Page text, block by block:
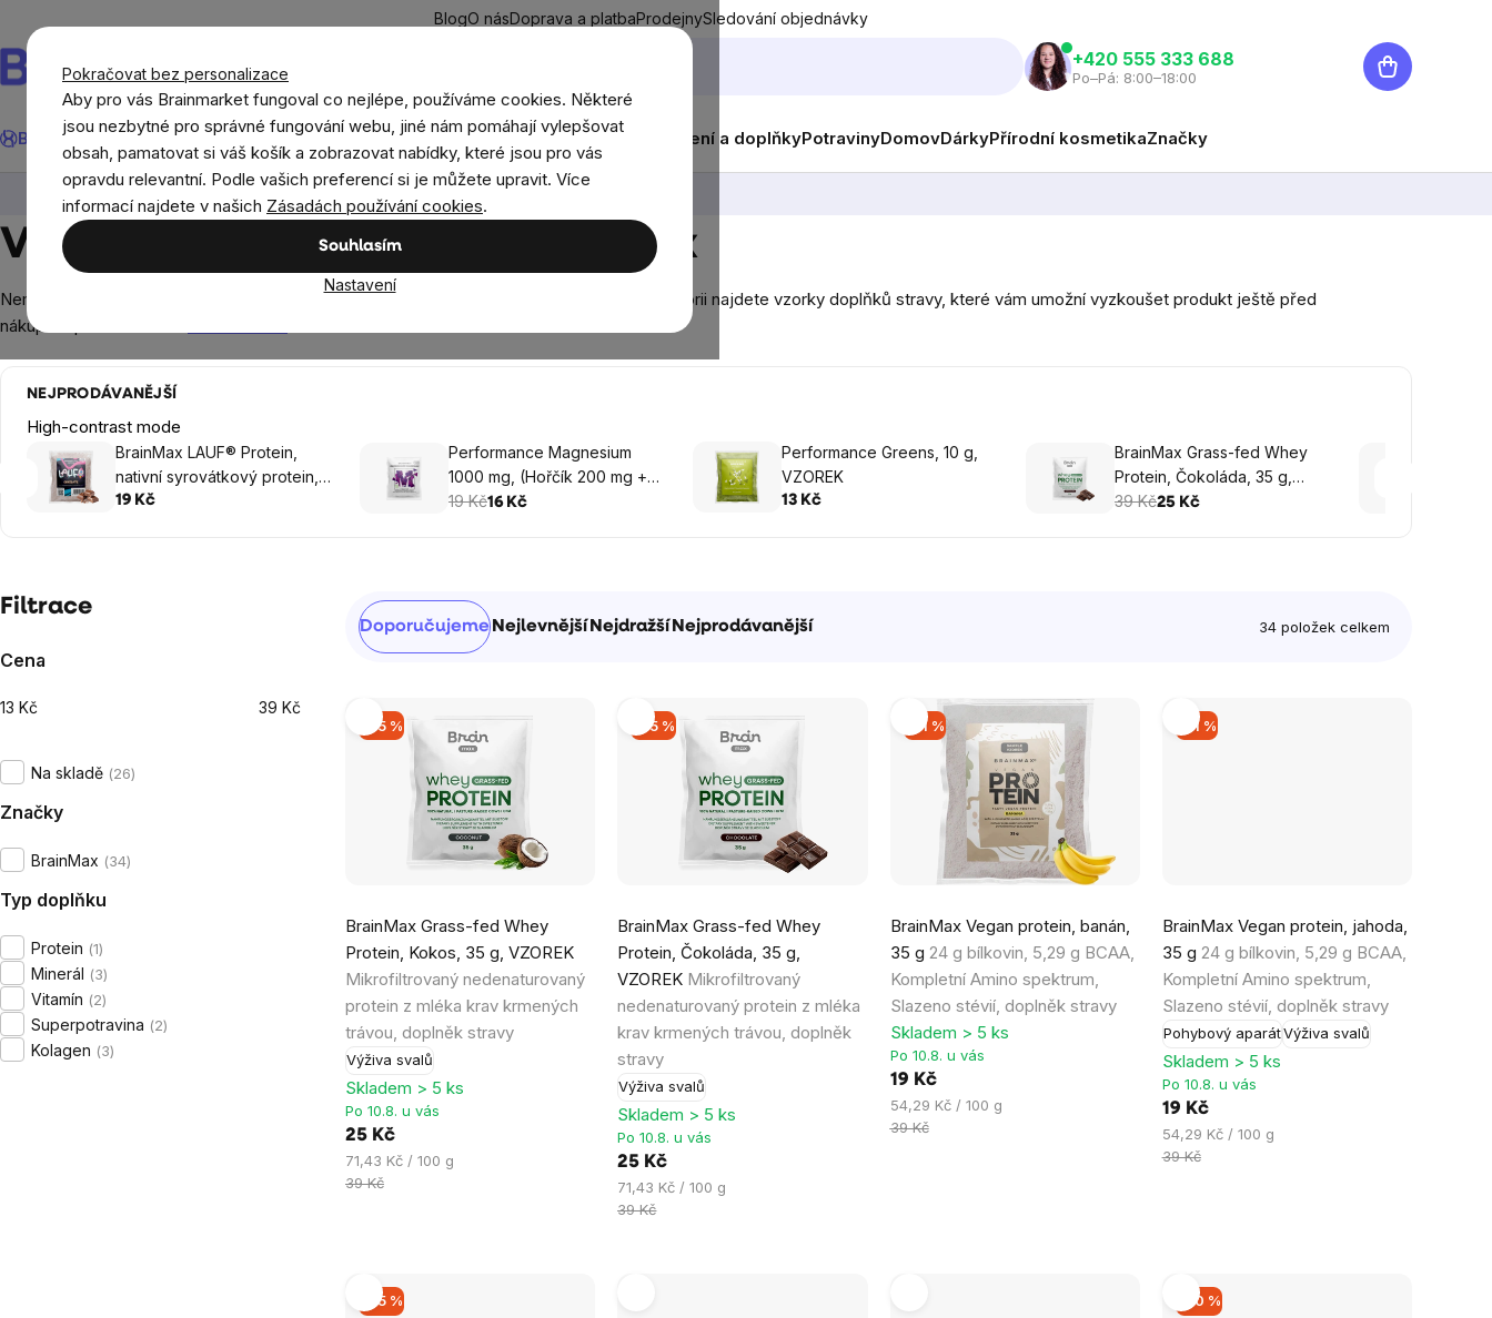
Pokračovat bez personalizace
Aby pro vás Brainmarket fungoval co nejlépe, používáme cookies. Některé
jsou nezbytné pro správné fungování webu, jiné nám pomáhají vylepšovat
obsah, pamatovat si váš košík a zobrazovat nabídky, které jsou pro vás
opravdu relevantní. Podle vašich preferencí si je můžete upravit. Více
informací najdete v našich Zásadách používání cookies.
Souhlasím
Nastavení
obsah
BlogO násDoprava a platbaProdejnySledování objednávky
Hledat
‭+420 555 333 688
Po–Pá: 8:00–18:00
Nákupní
košík
BrainMax® Léto Ušetři CíleDoplňky stravy a výživaNovinkyMužiŽenyDěti Oblečení a doplňkyPotravinyDomovDárkyPřírodní kosmetikaZnačky
BrainMax® Vzorky Vzorky doplňků stravy
Vzorky doplňků stravy BrainMax
Nemůžete se rozhodnout, zda produkt koupit? Možná vás přesvědčí vzorek! V této kategorii najdete vzorky doplňků stravy, které vám umožní vyzkoušet produkt ještě před
nákupem plného balení.
NEJPRODÁVANĚJŠÍ
High-contrast mode
BrainMax LAUF® Protein,
nativní syrovátkový protein,
35 g, VZOREK
19 Kč
Performance Magnesium
1000 mg, (Hořčík 200 mg +
Vitamín B6), 4 rostlinné
19 Kč16 Kč
Performance Greens, 10 g,
VZOREK
13 Kč
BrainMax Grass-fed Whey
Protein, Čokoláda, 35 g,
VZOREK
39 Kč25 Kč
Postranní
panel
Filtrace
Cena
13 Kč 39 Kč
Na skladě 26
Značky
BrainMax 34
Typ doplňku
Protein 1
Minerál 3
Vitamín 2
Superpotravina 2
Kolagen 3
Řazení
produktů
Doporučujeme Nejlevnější Nejdražší Nejprodávanější 34 položek celkem
Výpis
produktů
–35 %
BrainMax Grass-fed Whey
Protein, Kokos, 35 g, VZOREK
Mikrofiltrovaný nedenaturovaný
protein z mléka krav krmených
trávou, doplněk stravy
Výživa svalů
Skladem > 5 ks
Po 10.8. u vás
25 Kč
Měrná
cena:
71,43 Kč / 100 g
39 Kč
–35 %
BrainMax Grass-fed Whey
Protein, Čokoláda, 35 g,
VZOREK Mikrofiltrovaný
nedenaturovaný protein z mléka
krav krmených trávou, doplněk
stravy
Výživa svalů
Skladem > 5 ks
Po 10.8. u vás
25 Kč
Měrná
cena:
71,43 Kč / 100 g
39 Kč
–51 %
BrainMax Vegan protein, banán,
35 g 24 g bílkovin, 5,29 g BCAA,
Kompletní Amino spektrum,
Slazeno stévií, doplněk stravy
Skladem > 5 ks
Po 10.8. u vás
19 Kč
Měrná
cena:
54,29 Kč / 100 g
39 Kč
–51 %
BrainMax Vegan protein, jahoda,
35 g 24 g bílkovin, 5,29 g BCAA,
Kompletní Amino spektrum,
Slazeno stévií, doplněk stravy
Pohybový aparátVýživa svalů
hodnocení
produktu
je
5,0
z
5
hvězdiček.
Skladem > 5 ks
Po 10.8. u vás
19 Kč
Měrná
cena:
54,29 Kč / 100 g
39 Kč
–35 % –40 %